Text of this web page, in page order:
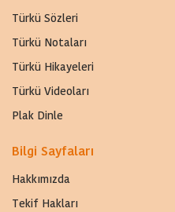
Türkü Sözleri
Türkü Notaları
Türkü Hikayeleri
Türkü Videoları
Plak Dinle
Bilgi Sayfaları
Hakkımızda
Tekif Hakları